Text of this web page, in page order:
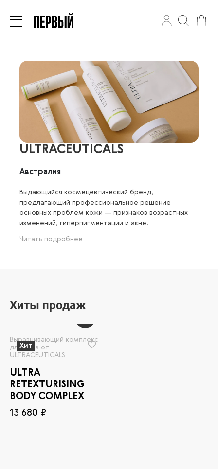
ULTRACEUTICALS
Австралия
Выдающийся космецевтический бренд,
предлагающий профессиональное решение
основных проблем кожи — признаков возрастных
изменений, гиперпигментации и акне.
Читать подробнее
Хиты продаж
Хит
Выравнивающий комплекс
для тела от
ULTRACEUTICALS
ULTRA
RETEXTURISING
BODY COMPLEX
13 680 ₽